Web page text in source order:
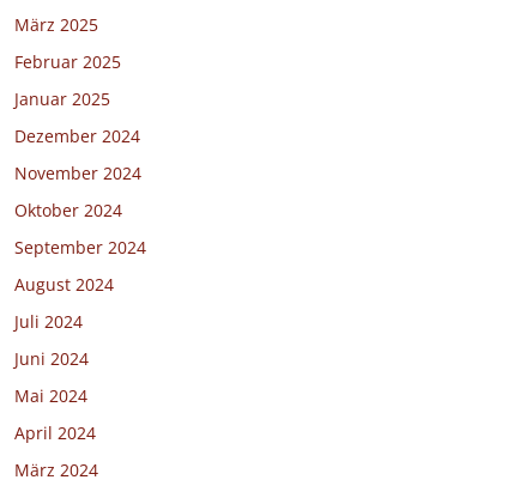
März 2025
Februar 2025
Januar 2025
Dezember 2024
November 2024
Oktober 2024
September 2024
August 2024
Juli 2024
Juni 2024
Mai 2024
April 2024
März 2024